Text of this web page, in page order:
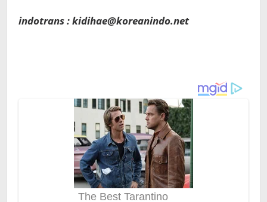
indotrans : kidihae@koreanindo.net